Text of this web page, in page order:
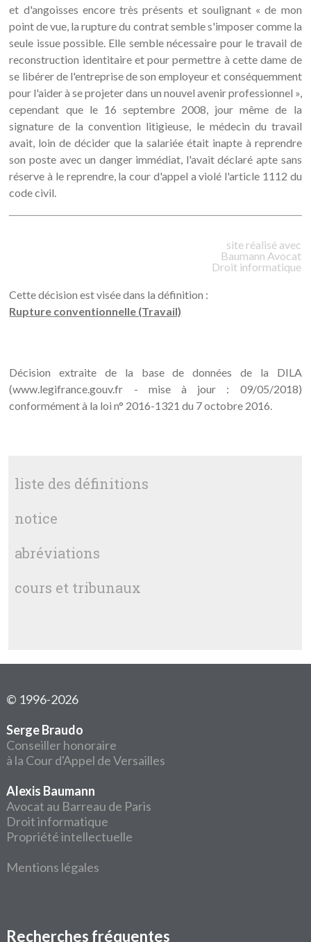
et d'angoisses encore très présents et soulignant « de mon
point de vue, la rupture du contrat semble s'imposer comme la
seule issue possible. Elle semble nécessaire pour le travail de
reconstruction identitaire et pour permettre à cette dame de
se libérer de l'entreprise de son employeur et conséquemment
pour l'aider à se projeter dans un nouvel avenir professionnel »,
cependant que le 16 septembre 2008, jour même de la
signature de la convention litigieuse, le médecin du travail
avait, loin de décider que la salariée était inapte à reprendre
son poste avec un danger immédiat, l'avait déclaré apte sans
réserve à le reprendre, la cour d'appel a violé l'article 1112 du
code civil.
site réalisé avec
Baumann Avocat
Droit informatique
Cette décision est visée dans la définition :
Rupture conventionnelle (Travail)
Décision extraite de la base de données de la DILA
(www.legifrance.gouv.fr - mise à jour : 09/05/2018)
conformément à la loi n° 2016-1321 du 7 octobre 2016.
liste des définitions
notice
abréviations
cours et tribunaux
© 1996-2026
Serge Braudo
Conseiller honoraire
à la Cour d'Appel de Versailles
Alexis Baumann
Avocat au Barreau de Paris
Droit informatique
Propriété intellectuelle
Mentions légales
Recherches fréquentes